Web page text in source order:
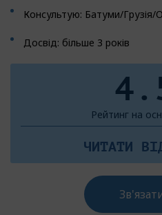
Консультую: Батуми/Грузія/
Досвід: більше 3 років
Рейтинг на
ЧИТАТИ